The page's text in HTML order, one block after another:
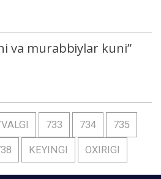
vа murаbbiylаr kuni”
733 734 735
KEYINGI OXIRIGI